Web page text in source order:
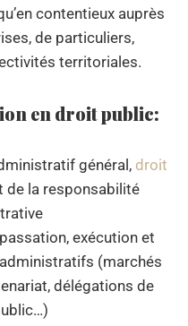
contentieux auprès
de particuliers,
territoriales.
en droit public:
général, droit
de la responsabilité
exécution et
(marchés
délégations de